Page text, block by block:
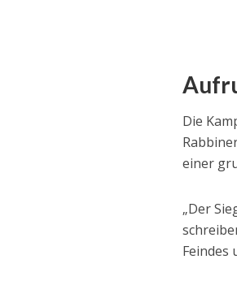
Die
einer
„Der
Feindes